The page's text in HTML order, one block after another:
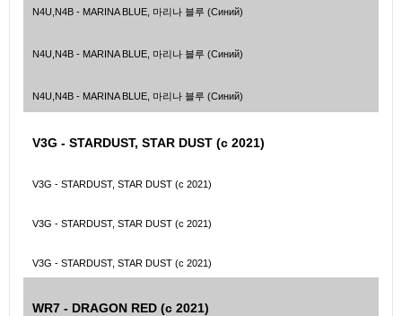
N4U,N4B - MARINA BLUE, 마리나 블루 (Синий)
N4U,N4B - MARINA BLUE, 마리나 블루 (Синий)
N4U,N4B - MARINA BLUE, 마리나 블루 (Синий)
V3G - STARDUST, STAR DUST (с 2021)
V3G - STARDUST, STAR DUST (с 2021)
V3G - STARDUST, STAR DUST (с 2021)
V3G - STARDUST, STAR DUST (с 2021)
WR7 - DRAGON RED (с 2021)